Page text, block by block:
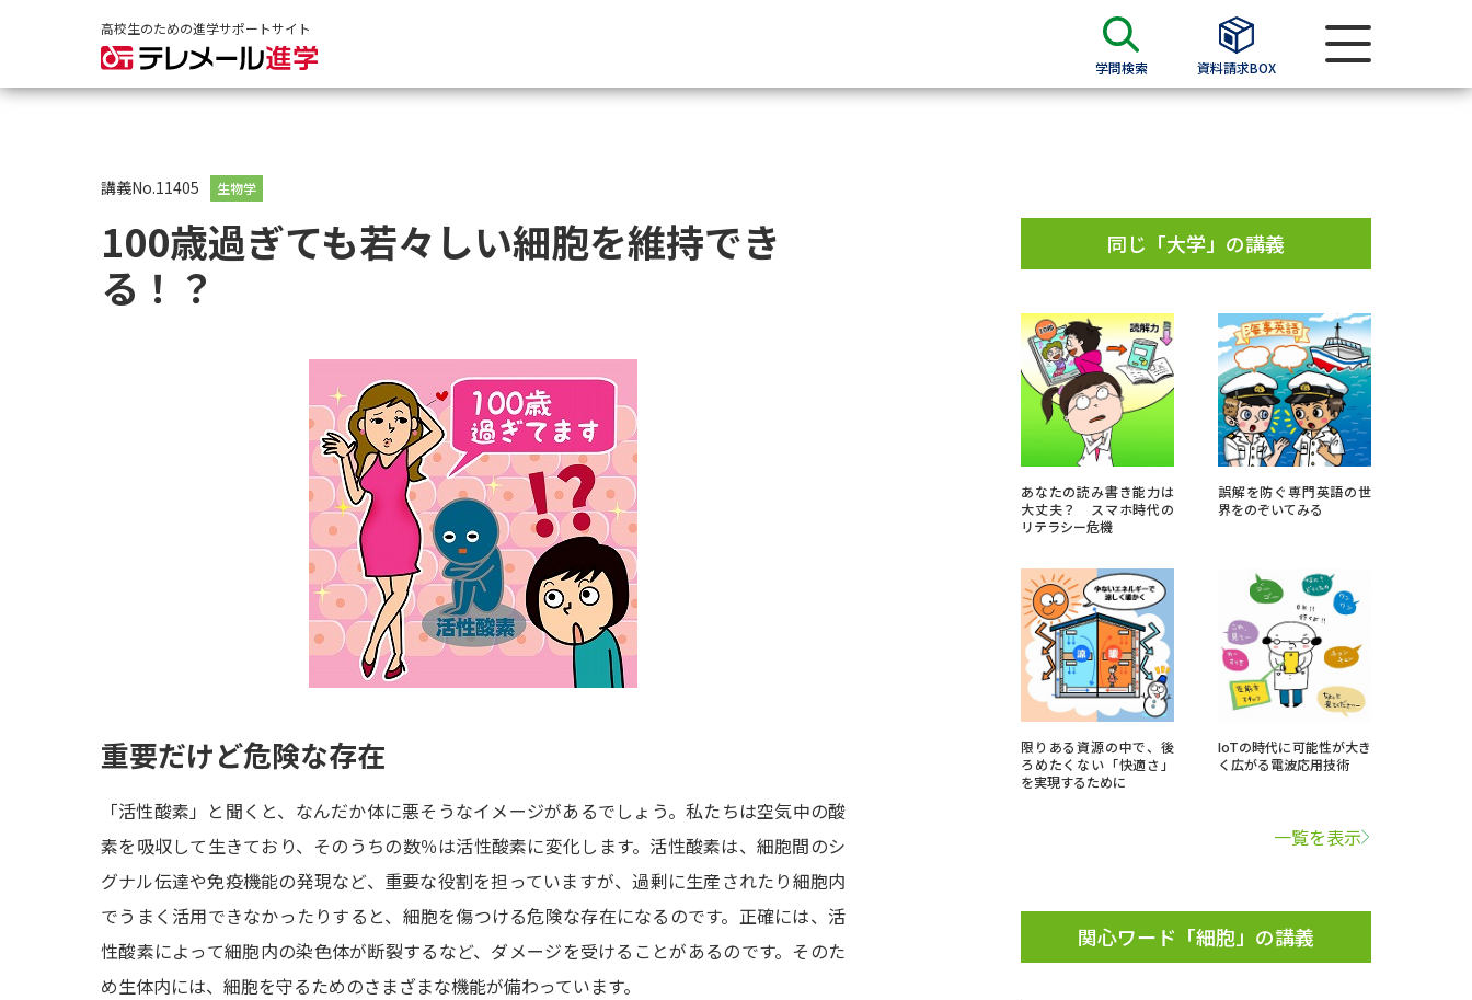
高校生のための進学サポートサイト
学問検索 資料請求BOX
大学・短大の資料種類から請求
大学パンフ
大学入学共通テスト利用選抜の募集要項＆願書
過去問題集
留学・進学関連、塾・予備校
大学入学共通テスト「受験上の配慮案内」の請求
高等学校卒業程度認定試験
小学校教員資格認定試験
大学検索
大学で学べる内容や特徴を調べる
新増設大学・学部・学科特集
データサイエンス特集
進路の３択
新学年スタート号特集ページ（高3生用）
新学年スタート号特集ページ（高2生用）
講義No.11405 生物学
100歳過ぎても若々しい細胞を維持でき
る！？
重要だけど危険な存在
「活性酸素」と聞くと、なんだか体に悪そうなイメージがあるでしょう。私たちは空気中の酸
素を吸収して生きており、そのうちの数％は活性酸素に変化します。活性酸素は、細胞間のシ
グナル伝達や免疫機能の発現など、重要な役割を担っていますが、過剰に生産されたり細胞内
でうまく活用できなかったりすると、細胞を傷つける危険な存在になるのです。正確には、活
性酸素によって細胞内の染色体が断裂するなど、ダメージを受けることがあるのです。そのた
め生体内には、細胞を守るためのさまざまな機能が備わっています。
同じ「大学」の講義
あなたの読み書き能力は
大丈夫？ スマホ時代の
リテラシー危機
誤解を防ぐ専門英語の世
界をのぞいてみる
限りある資源の中で、後
ろめたくない「快適さ」
を実現するために
IoTの時代に可能性が大き
く広がる電波応用技術
一覧を表示
関心ワード「細胞」の講義